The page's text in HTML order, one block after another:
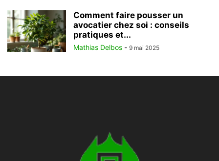
Comment faire pousser un
avocatier chez soi : conseils
pratiques et...
Mathias Delbos - 9 mai 2025